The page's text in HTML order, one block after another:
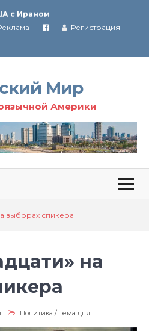
с Ираном
в Иране Регистрация
Мир
Америки
выборах спикера
на
Политика / Тема дня